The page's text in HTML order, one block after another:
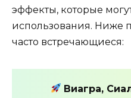
эффекты, которые
использования. Ниже
часто встречающиеся:
Виагра,